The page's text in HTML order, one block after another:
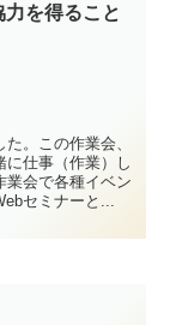
を得ること
。この作業会、
に仕事（作業）し
業会で各種イベン
セミナーと...